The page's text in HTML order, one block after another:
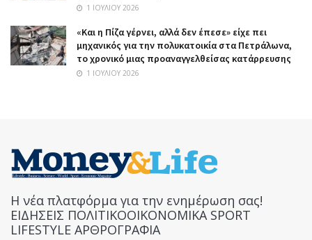
1 ΙΟΥΛΊΟΥ 2026
«Και η Πίζα γέρνει, αλλά δεν έπεσε» είχε πει
μηχανικός για την πολυκατοικία στα Πετράλωνα,
το χρονικό μιας προαναγγελθείσας κατάρρευσης
1 ΙΟΥΛΊΟΥ 2026
Η νέα πλατφόρμα για την ενημέρωση σας!
ΕΙΔΗΣΕΙΣ ΠΟΛΙΤΙΚΟΟΙΚΟΝΟΜΙΚΑ SPORT
LIFESTYLE ΑΡΘΡΟΓΡΑΦΙΑ